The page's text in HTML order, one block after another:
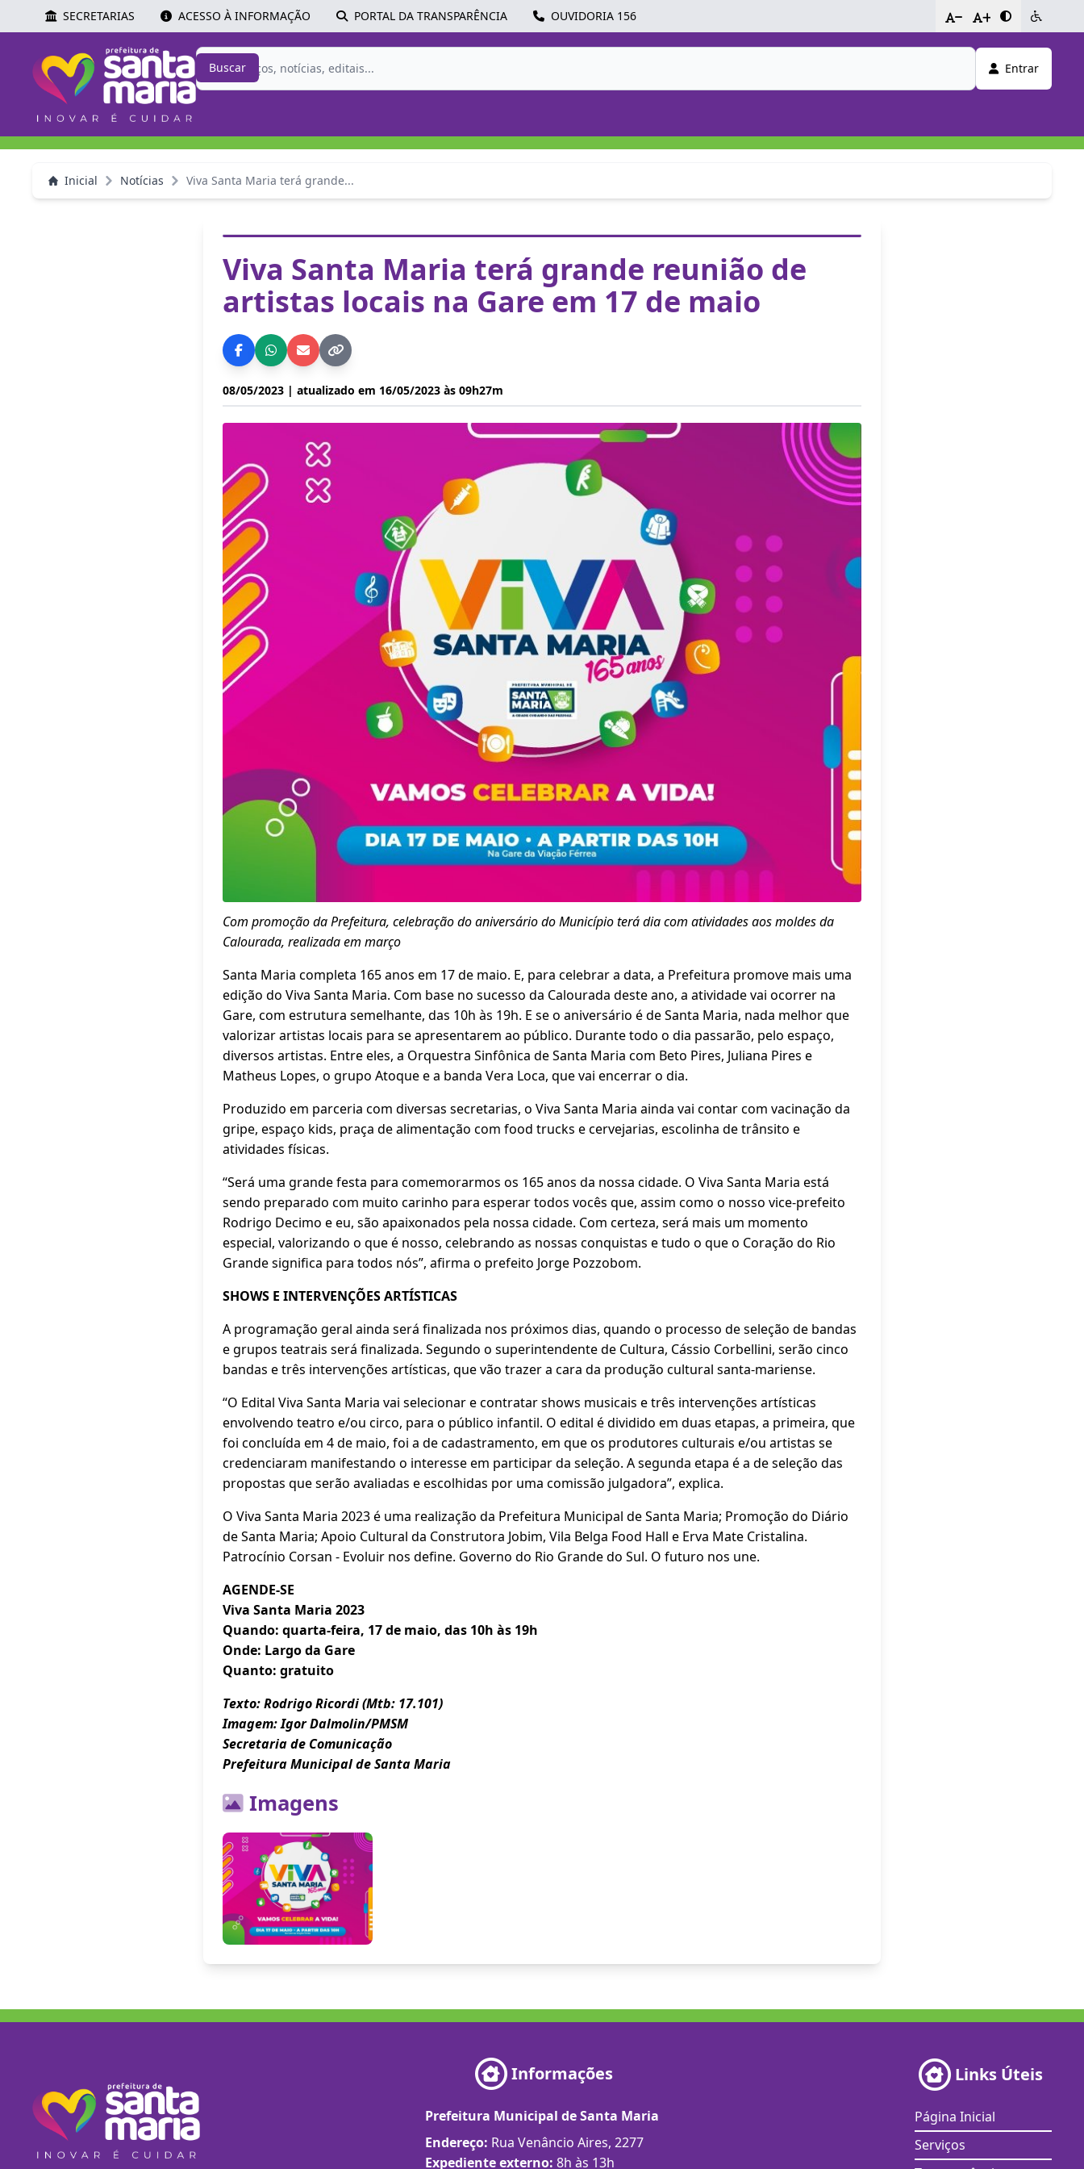
SECRETARIAS ACESSO À INFORMAÇÃO PORTAL DA TRANSPARÊNCIA OUVIDORIA 156 - +
Buscar Entrar
Inicial Notícias Viva Santa Maria terá grande...
Viva Santa Maria terá grande reunião de
artistas locais na Gare em 17 de maio
08/05/2023 | atualizado em 16/05/2023 às 09h27m
Com promoção da Prefeitura, celebração do aniversário do Município terá dia com atividades aos moldes da
Calourada, realizada em março
Santa Maria completa 165 anos em 17 de maio. E, para celebrar a data, a Prefeitura promove mais uma
edição do Viva Santa Maria. Com base no sucesso da Calourada deste ano, a atividade vai ocorrer na
Gare, com estrutura semelhante, das 10h às 19h. E se o aniversário é de Santa Maria, nada melhor que
valorizar artistas locais para se apresentarem ao público. Durante todo o dia passarão, pelo espaço,
diversos artistas. Entre eles, a Orquestra Sinfônica de Santa Maria com Beto Pires, Juliana Pires e
Matheus Lopes, o grupo Atoque e a banda Vera Loca, que vai encerrar o dia.
Produzido em parceria com diversas secretarias, o Viva Santa Maria ainda vai contar com vacinação da
gripe, espaço kids, praça de alimentação com food trucks e cervejarias, escolinha de trânsito e
atividades físicas.
“Será uma grande festa para comemorarmos os 165 anos da nossa cidade. O Viva Santa Maria está
sendo preparado com muito carinho para esperar todos vocês que, assim como o nosso vice-prefeito
Rodrigo Decimo e eu, são apaixonados pela nossa cidade. Com certeza, será mais um momento
especial, valorizando o que é nosso, celebrando as nossas conquistas e tudo o que o Coração do Rio
Grande significa para todos nós”, afirma o prefeito Jorge Pozzobom.
SHOWS E INTERVENÇÕES ARTÍSTICAS
A programação geral ainda será finalizada nos próximos dias, quando o processo de seleção de bandas
e grupos teatrais será finalizada. Segundo o superintendente de Cultura, Cássio Corbellini, serão cinco
bandas e três intervenções artísticas, que vão trazer a cara da produção cultural santa-mariense.
“O Edital Viva Santa Maria vai selecionar e contratar shows musicais e três intervenções artísticas
envolvendo teatro e/ou circo, para o público infantil. O edital é dividido em duas etapas, a primeira, que
foi concluída em 4 de maio, foi a de cadastramento, em que os produtores culturais e/ou artistas se
credenciaram manifestando o interesse em participar da seleção. A segunda etapa é a de seleção das
propostas que serão avaliadas e escolhidas por uma comissão julgadora”, explica.
O Viva Santa Maria 2023 é uma realização da Prefeitura Municipal de Santa Maria; Promoção do Diário
de Santa Maria; Apoio Cultural da Construtora Jobim, Vila Belga Food Hall e Erva Mate Cristalina.
Patrocínio Corsan - Evoluir nos define. Governo do Rio Grande do Sul. O futuro nos une.
AGENDE-SE
Viva Santa Maria 2023
Quando: quarta-feira, 17 de maio, das 10h às 19h
Onde: Largo da Gare
Quanto: gratuito
Texto: Rodrigo Ricordi (Mtb: 17.101)
Imagem: Igor Dalmolin/PMSM
Secretaria de Comunicação
Prefeitura Municipal de Santa Maria
Imagens
Informações
Prefeitura Municipal de Santa Maria
Endereço: Rua Venâncio Aires, 2277
Expediente externo: 8h às 13h
Links Úteis
Página Inicial
Serviços